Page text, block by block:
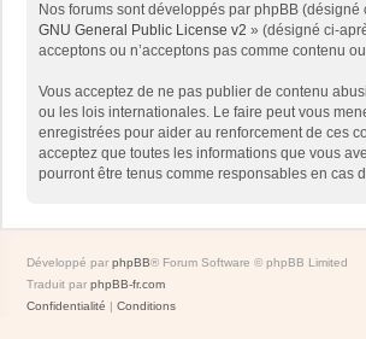
Nos forums sont développés par phpBB
GNU General Public License v2 » (désigné ci-
acceptons ou n’acceptons pas comme contenu
Vous acceptez de ne pas publier de contenu
ou les lois internationales. Le faire peut vous
enregistrées pour aider au renforcement de ces
acceptez que toutes les informations que vous
pourront être tenus comme responsables en cas
Développé par phpBB® Forum Software © phpBB Limited
Traduit par phpBB-fr.com
Confidentialité | Conditions